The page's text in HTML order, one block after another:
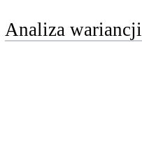
Analiza wariancji